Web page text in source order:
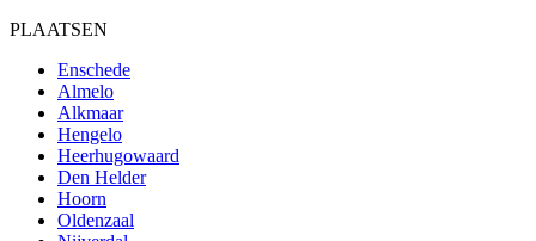
PLAATSEN
Enschede
Almelo
Alkmaar
Hengelo
Heerhugowaard
Den Helder
Hoorn
Oldenzaal